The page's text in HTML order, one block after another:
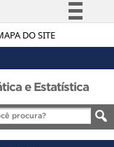
DO SITE
Legislação
Canais
e Estatística